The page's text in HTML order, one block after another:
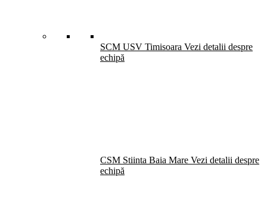
SCM USV Timisoara Vezi detalii despre
echipă
CSM Stiinta Baia Mare Vezi detalii despre
echipă